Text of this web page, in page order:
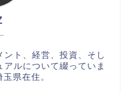
ト、経営、投資、そし
ルについて綴っていま
県在住。